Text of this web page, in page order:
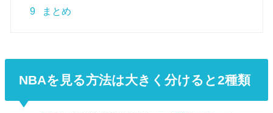
9 まとめ
NBAを見る方法は大きく分けると2種類